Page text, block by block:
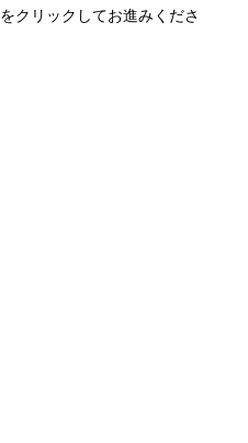
をクリックしてお進みくださ